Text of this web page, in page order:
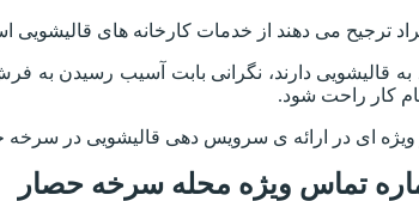
ترجیح می دهند از خدمات کارخانه های قالیشویی
دارند، نگرانی بابت آسیب رسیدن به
کار راحت شود.
ویژه ای در ارائه ی سرویس دهی قالیشویی در
تماس ویژه محله سرخه حصار